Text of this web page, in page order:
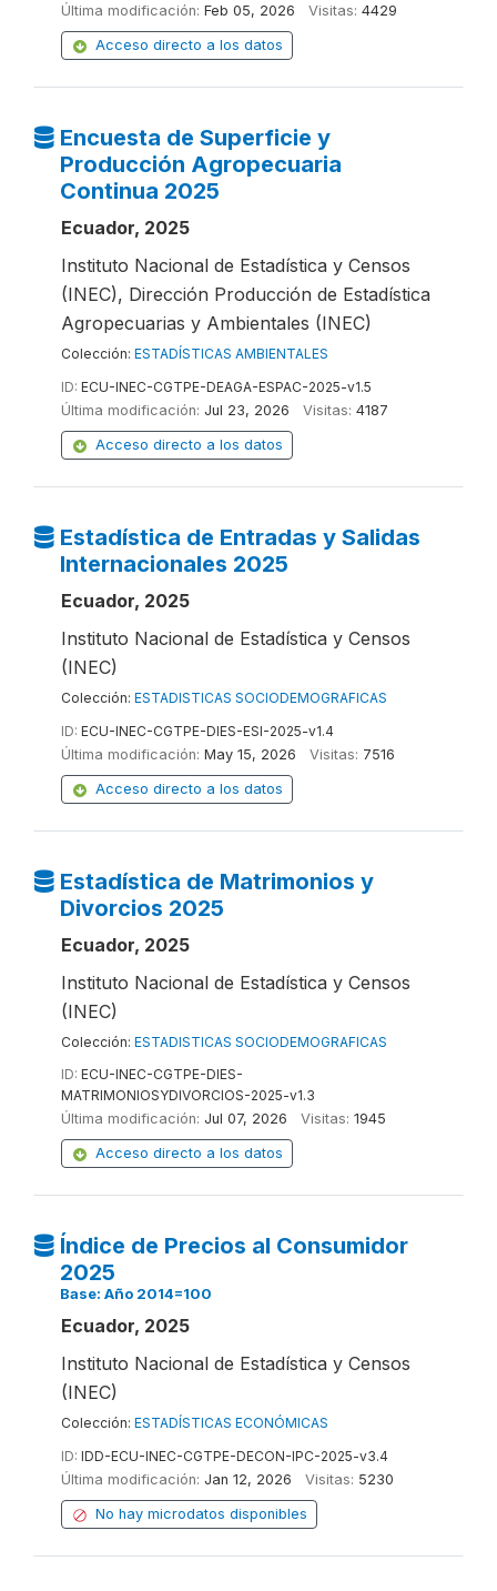
Última modificación: Feb 05, 2026 Visitas: 4429
Acceso directo a los datos
Encuesta de Superficie y
Producción Agropecuaria
Continua 2025
Ecuador, 2025
Instituto Nacional de Estadística y Censos
(INEC), Dirección Producción de Estadística
Agropecuarias y Ambientales (INEC)
Colección: ESTADÍSTICAS AMBIENTALES
ID: ECU-INEC-CGTPE-DEAGA-ESPAC-2025-v1.5
Última modificación: Jul 23, 2026 Visitas: 4187
Acceso directo a los datos
Estadística de Entradas y Salidas
Internacionales 2025
Ecuador, 2025
Instituto Nacional de Estadística y Censos
(INEC)
Colección: ESTADISTICAS SOCIODEMOGRAFICAS
ID: ECU-INEC-CGTPE-DIES-ESI-2025-v1.4
Última modificación: May 15, 2026 Visitas: 7516
Acceso directo a los datos
Estadística de Matrimonios y
Divorcios 2025
Ecuador, 2025
Instituto Nacional de Estadística y Censos
(INEC)
Colección: ESTADISTICAS SOCIODEMOGRAFICAS
ID: ECU-INEC-CGTPE-DIES-
MATRIMONIOSYDIVORCIOS-2025-v1.3
Última modificación: Jul 07, 2026 Visitas: 1945
Acceso directo a los datos
Índice de Precios al Consumidor
2025
Base: Año 2014=100
Ecuador, 2025
Instituto Nacional de Estadística y Censos
(INEC)
Colección: ESTADÍSTICAS ECONÓMICAS
ID: IDD-ECU-INEC-CGTPE-DECON-IPC-2025-v3.4
Última modificación: Jan 12, 2026 Visitas: 5230
No hay microdatos disponibles